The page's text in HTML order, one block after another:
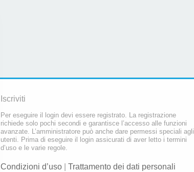
Iscriviti
Per eseguire il login devi essere registrato. La registrazione
richiede solo pochi secondi e garantisce l’accesso alle funzioni
avanzate. L’amministratore può anche dare permessi speciali agli
utenti. Prima di eseguire il login assicurati di aver letto i termini
d’uso e le varie regole.
Condizioni d’uso Trattamento dei dati personali